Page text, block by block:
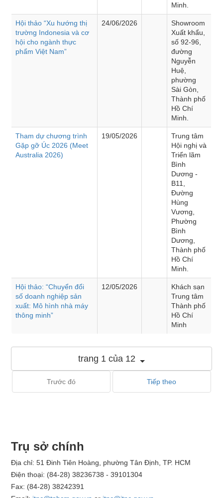
Minh.
Hội thảo “Xu hướng thị
trường Indonesia và cơ
hội cho ngành thực
phẩm Việt Nam”
24/06/2026
Showroom
Xuất khẩu,
số 92-96,
đường
Nguyễn
Huệ,
phường
Sài Gòn,
Thành phố
Hồ Chí
Minh.
Tham dự chương trình
Gặp gỡ Úc 2026 (Meet
Australia 2026)
19/05/2026
Trung tâm
Hội nghị và
Triển lãm
Bình
Dương -
B11,
Đường
Hùng
Vương,
Phường
Bình
Dương,
Thành phố
Hồ Chí
Minh.
Hội thảo: “Chuyển đổi
số doanh nghiệp sản
xuất: Mô hình nhà máy
thông minh”
12/05/2026
Khách sạn
Trung tâm
Thành phố
Hồ Chí
Minh
trang 1 của 12
Trước đó Tiếp theo
Trụ sở chính
Địa chỉ: 51 Đinh Tiên Hoàng, phường Tân Định, TP. HCM
Điện thoại: (84-28) 38236738 - 39101304
Fax: (84-28) 38242391